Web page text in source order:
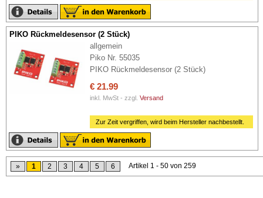
PIKO Rückmeldesensor (2 Stück)
allgemein
Piko Nr. 55035
PIKO Rückmeldesensor (2 Stück)
€ 21.99
inkl. MwSt - zzgl. Versand
Zur Zeit vergriffen, wird beim Hersteller nachbestellt.
» 1 2 3 4 5 6 Artikel 1 - 50 von 259